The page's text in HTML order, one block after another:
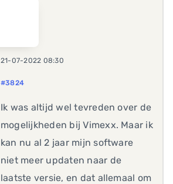
21-07-2022 08:30
#3824
Ik was altijd wel tevreden over de
mogelijkheden bij Vimexx. Maar ik
kan nu al 2 jaar mijn software
niet meer updaten naar de
laatste versie, en dat allemaal om